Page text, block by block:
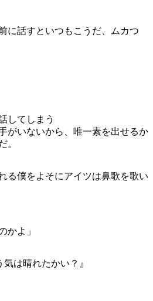
に話すといつもこうだ、ムカつ
してしまう
がいないから、唯一素を出せるか
。
る僕をよそにアイツは鼻歌を歌い
かよ」
気は晴れたかい？』